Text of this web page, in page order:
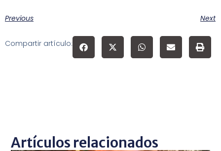
Previous Next
Compartir artículo:
Artículos relacionados